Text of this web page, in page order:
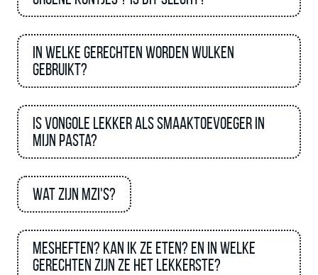
In welke gerechten worden Wulken
gebruikt?
Is vongole lekker als smaaktoevoeger in
mijn pasta?
Wat zijn MZI's?
Mesheften? Kan ik ze eten? en in welke
gerechten zijn ze het lekkerste?